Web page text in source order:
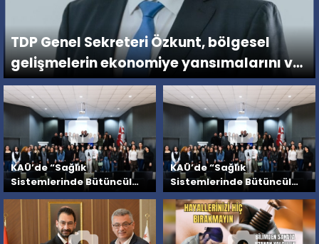
TDP Genel Sekreteri Özkunt, bölgesel
gelişmelerin ekonomiye yansımalarını ve
tasarruf tedbirlerini değerlendirdi
KAÜ’de “Sağlık
Sistemlerinde Bütüncül
Bakım ve Yönetim
Sempozyumu” düzenlendi
KAÜ’de “Sağlık
Sistemlerinde Bütüncül
Bakım ve Yönetim
Sempozyumu” düzenlendi